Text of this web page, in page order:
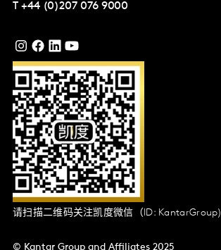
T +44 (0)207 076 9000
请扫描二维码关注凯度微信（ID: KantarGroup)
© Kantar Group and Affiliates 2025